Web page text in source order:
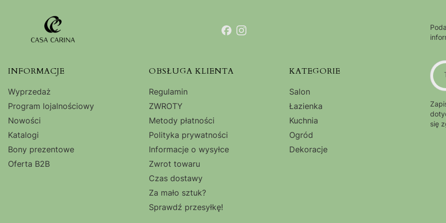
Linki w stopce
INFORMACJE
Wyprzedaż
Program lojalnościowy
Nowości
Katalogi
Bony prezentowe
Oferta B2B
OBSŁUGA KLIENTA
Regulamin
ZWROTY
Metody płatności
Polityka prywatności
Informacje o wysyłce
Zwrot towaru
Czas dostawy
Za mało sztuk?
Sprawdź przesyłkę!
KATEGORIE
Salon
Łazienka
Kuchnia
Ogród
Dekoracje
się